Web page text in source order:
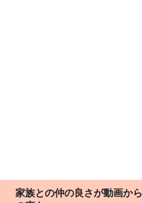
家族との仲の良さが動画か